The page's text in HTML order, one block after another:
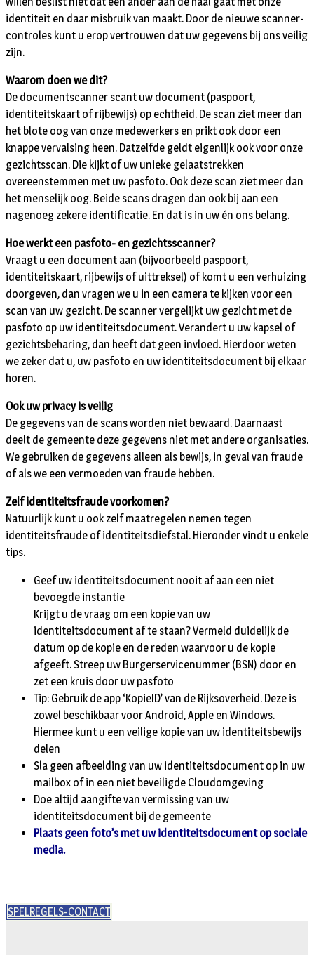
identiteit en daar misbruik van maakt. Door de nieuwe scanner-
controles kunt u erop vertrouwen dat uw gegevens bij ons veilig
zijn.
Waarom doen we dit?
De documentscanner scant uw document (paspoort,
identiteitskaart of rijbewijs) op echtheid. De scan ziet meer dan
het blote oog van onze medewerkers en prikt ook door een
knappe vervalsing heen. Datzelfde geldt eigenlijk ook voor onze
gezichtsscan. Die kijkt of uw unieke gelaatstrekken
overeenstemmen met uw pasfoto. Ook deze scan ziet meer dan
het menselijk oog. Beide scans dragen dan ook bij aan een
nagenoeg zekere identificatie. En dat is in uw én ons belang.
Hoe werkt een pasfoto- en gezichtsscanner?
Vraagt u een document aan (bijvoorbeeld paspoort,
identiteitskaart, rijbewijs of uittreksel) of komt u een verhuizing
doorgeven, dan vragen we u in een camera te kijken voor een
scan van uw gezicht. De scanner vergelijkt uw gezicht met de
pasfoto op uw identiteitsdocument. Verandert u uw kapsel of
gezichtsbeharing, dan heeft dat geen invloed. Hierdoor weten
we zeker dat u, uw pasfoto en uw identiteitsdocument bij elkaar
horen.
Ook uw privacy is veilig
De gegevens van de scans worden niet bewaard. Daarnaast
deelt de gemeente deze gegevens niet met andere organisaties.
We gebruiken de gegevens alleen als bewijs, in geval van fraude
of als we een vermoeden van fraude hebben.
Zelf identiteitsfraude voorkomen?
Natuurlijk kunt u ook zelf maatregelen nemen tegen
identiteitsfraude of identiteitsdiefstal. Hieronder vindt u enkele
tips.
Geef uw identiteitsdocument nooit af aan een niet
bevoegde instantie
Krijgt u de vraag om een kopie van uw
identiteitsdocument af te staan? Vermeld duidelijk de
datum op de kopie en de reden waarvoor u de kopie
afgeeft. Streep uw Burgerservicenummer (BSN) door en
zet een kruis door uw pasfoto
Tip: Gebruik de app ‘KopieID’ van de Rijksoverheid. Deze is
zowel beschikbaar voor Android, Apple en Windows.
Hiermee kunt u een veilige kopie van uw identiteitsbewijs
delen
Sla geen afbeelding van uw identiteitsdocument op in uw
mailbox of in een niet beveiligde Cloudomgeving
Doe altijd aangifte van vermissing van uw
identiteitsdocument bij de gemeente
Plaats geen foto’s met uw identiteitsdocument op sociale
media.
SPELREGELS-CONTACT